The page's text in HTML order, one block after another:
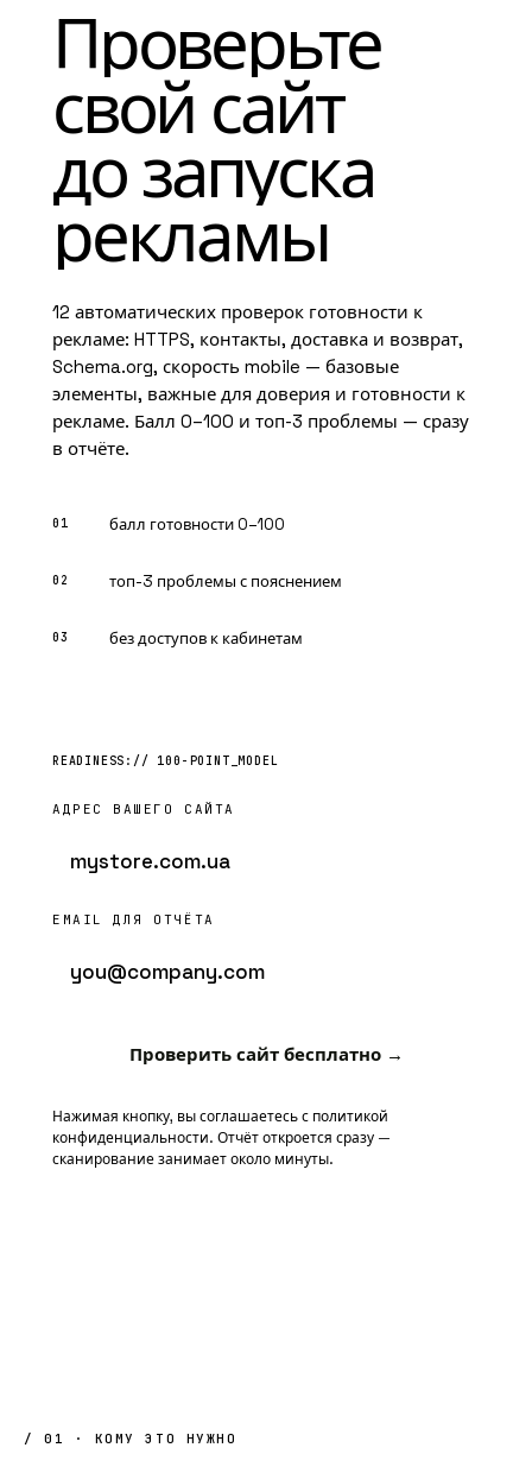
Проверьте
свой сайт
дозапуска
рекламы
12 автоматических проверок готовности к
рекламе: HTTPS, контакты, доставка и возврат,
Schema.org, скорость mobile — базовые
элементы, важные для доверия и готовности к
рекламе. Балл 0–100 и топ-3 проблемы — сразу
в отчёте.
балл готовности 0–100
топ-3 проблемы с пояснением
без доступов к кабинетам
АДРЕС ВАШЕГО САЙТА
EMAIL ДЛЯ ОТЧЁТА
Проверить сайт бесплатно →
Нажимая кнопку, вы соглашаетесь с политикой
конфиденциальности. Отчёт откроется сразу —
сканирование занимает около минуты.
/ 01 · КОМУ ЭТО НУЖНО